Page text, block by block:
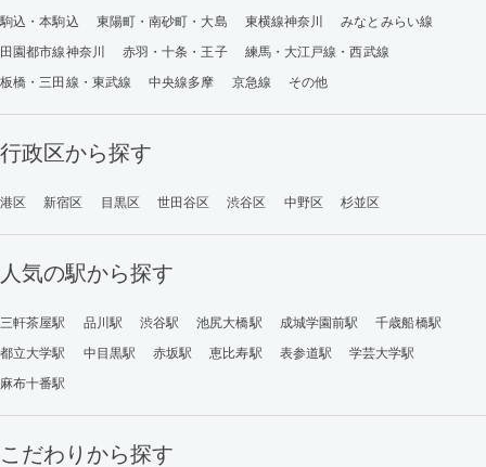
駒込・本駒込
東陽町・南砂町・大島 東横線神奈川
みなとみらい線
田園都市線神奈川
赤羽・十条・王子
練馬・大江戸線・西武線
板橋・三田線・東武線
中央線多摩 京急線 その他
行政区から探す
港区 新宿区 目黒区 世田谷区 渋谷区 中野区 杉並区
人気の駅から探す
三軒茶屋駅 品川駅 渋谷駅 池尻大橋駅 成城学園前駅
千歳船橋駅
都立大学駅
中目黒駅 赤坂駅 恵比寿駅 表参道駅
学芸大学駅
麻布十番駅
こだわりから探す